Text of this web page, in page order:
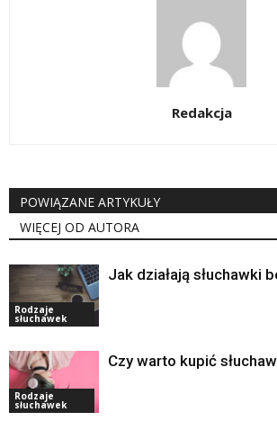
Redakcja
POWIĄZANE ARTYKUŁY
WIĘCEJ OD AUTORA
Rodzaje
słuchawek
Jak działają słuchawki
Rodzaje
słuchawek
Czy warto kupić